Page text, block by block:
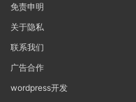
免责申明
关于隐私
联系我们
广告合作
wordpress开发